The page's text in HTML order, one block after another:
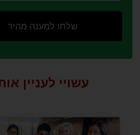
שלחו למענה מהיר
עשויי לעניין